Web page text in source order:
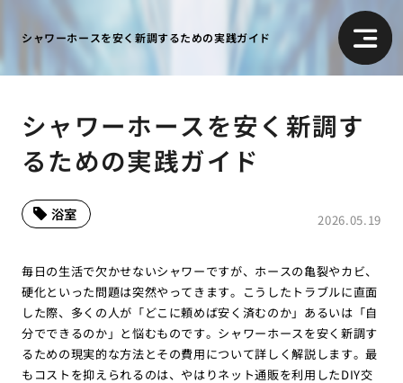
シャワーホースを安く新調するための実践ガイド
シャワーホースを安く新調す
るための実践ガイド
2026.05.19
浴室
毎日の生活で欠かせないシャワーですが、ホースの亀裂やカビ、
硬化といった問題は突然やってきます。こうしたトラブルに直面
した際、多くの人が「どこに頼めば安く済むのか」あるいは「自
分でできるのか」と悩むものです。シャワーホースを安く新調す
るための現実的な方法とその費用について詳しく解説します。最
もコストを抑えられるのは、やはりネット通販を利用したDIY交